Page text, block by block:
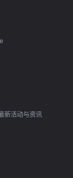
新活动与资讯